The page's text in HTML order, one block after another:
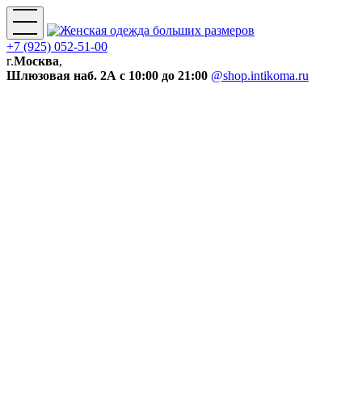
+7 (925) 052-51-00
г.Москва,
Шлюзовая наб. 2А с 10:00 до 21:00 @shop.intikoma.ru